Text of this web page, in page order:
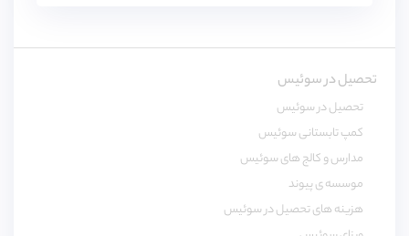
تحصیل در سوئیس
تحصیل در سوئیس
کمپ تابستانی سوئیس
مدارس و کالج های سوئیس
موسسه ی پیوند
هزینه های تحصیل در سوئیس